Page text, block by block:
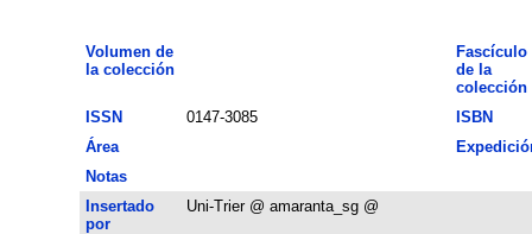
Volumen de
la colección
Fascículo
de la
colección
ISSN
0147-3085
ISBN
Área
Notas
Insertado
por
Uni-Trier @ amaranta_sg @